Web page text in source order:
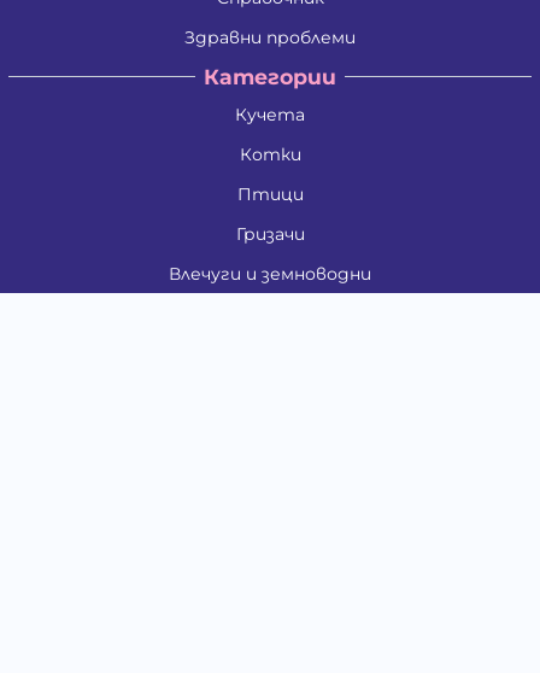
Здравни проблеми
Категории
Кучета
Котки
Птици
Гризачи
Влечуги и земноводни